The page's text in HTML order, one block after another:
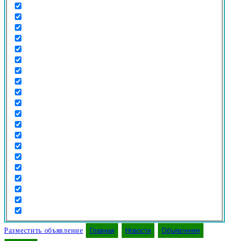
Разместить объявление Главная Новости Объявления